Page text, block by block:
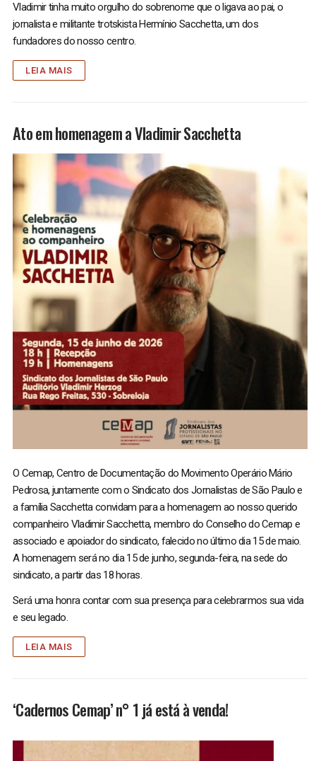
Vladimir tinha muito orgulho do sobrenome que o ligava ao pai, o
jornalista e militante trotskista Hermínio Sacchetta, um dos
fundadores do nosso centro.
LEIA MAIS
Ato em homenagem a Vladimir Sacchetta
O Cemap, Centro de Documentação do Movimento Operário Mário
Pedrosa, juntamente com o Sindicato dos Jornalistas de São Paulo e
a família Sacchetta convidam para a homenagem ao nosso querido
companheiro Vladimir Sacchetta, membro do Conselho do Cemap e
associado e apoiador do sindicato, falecido no último dia 15 de maio.
A homenagem será no dia 15 de junho, segunda-feira, na sede do
sindicato, a partir das 18 horas.
​Será uma honra contar com sua presença para celebrarmos sua vida
e seu legado.
LEIA MAIS
‘Cadernos Cemap’ n° 1 já está à venda!